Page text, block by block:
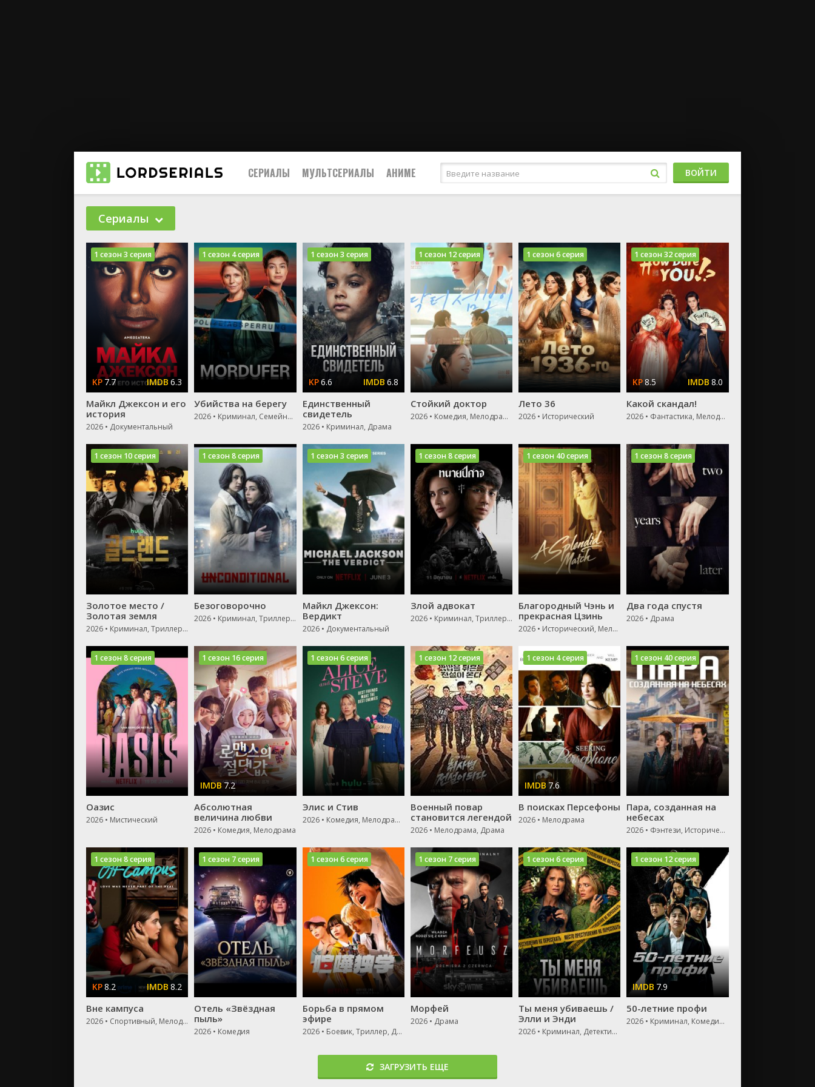
СЕРИАЛЫ МУЛЬТСЕРИАЛЫ АНИМЕ ВОЙТИ
Сериалы
1 сезон 3 серия
7.7 6.3
Майкл Джексон и его
история
2026 • Документальный
1 сезон 4 серия
Убийства на берегу
2026 • Криминал, Семейный, Драма
1 сезон 3 серия
6.6 6.8
Единственный
свидетель
2026 • Криминал, Драма
1 сезон 12 серия
Стойкий доктор
2026 • Комедия, Мелодрама, Драма
1 сезон 6 серия
Лето 36
2026 • Исторический
1 сезон 32 серия
8.5 8.0
Какой скандал!
2026 • Фантастика, Мелодрама
1 сезон 10 серия
Золотое место /
Золотая земля
2026 • Криминал, Триллер, Мелодрама, Драма
1 сезон 8 серия
Безоговорочно
2026 • Криминал, Триллер, Драма
1 сезон 3 серия
Майкл Джексон:
Вердикт
2026 • Документальный
1 сезон 8 серия
Злой адвокат
2026 • Криминал, Триллер, Драма
1 сезон 40 серия
Благородный Чэнь и
прекрасная Цзинь
2026 • Исторический, Мелодрама, Драма
1 сезон 8 серия
Два года спустя
2026 • Драма
1 сезон 8 серия
Оазис
2026 • Мистический
1 сезон 16 серия
7.2
Абсолютная
величина любви
2026 • Комедия, Мелодрама
1 сезон 6 серия
Элис и Стив
2026 • Комедия, Мелодрама, Драма
1 сезон 12 серия
Военный повар
становится легендой
2026 • Мелодрама, Драма
1 сезон 4 серия
7.6
В поисках Персефоны
2026 • Мелодрама
1 сезон 40 серия
Пара, созданная на
небесах
2026 • Фэнтези, Исторический, Мелодрама
1 сезон 8 серия
8.2 8.2
Вне кампуса
2026 • Спортивный, Мелодрама, Драма
1 сезон 7 серия
Отель «Звёздная
пыль»
2026 • Комедия
1 сезон 6 серия
Борьба в прямом
эфире
2026 • Боевик, Триллер, Драма
1 сезон 7 серия
Морфей
2026 • Драма
1 сезон 6 серия
Ты меня убиваешь /
Элли и Энди
2026 • Криминал, Детектив, Драма
1 сезон 12 серия
7.9
50-летние профи
2026 • Криминал, Комедия, Боевик
ЗАГРУЗИТЬ ЕЩЕ